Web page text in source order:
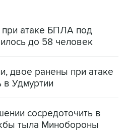
атаке БПЛА под
двое ранены при атаке
сосредоточить в